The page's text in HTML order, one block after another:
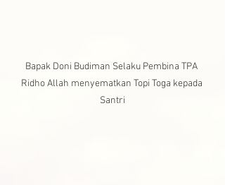
Bapak Doni Budiman Selaku Pembina TPA
Ridho Allah menyematkan Topi Toga kepada
Santri